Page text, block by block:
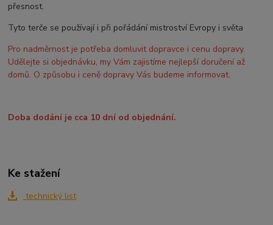
přesnost.
Tyto terče se používají i při pořádání mistroství Evropy i světa
Pro nadměrnost je potřeba domluvit dopravce i cenu dopravy.
Udělejte si objednávku, my Vám zajistíme nejlepší doručení až
domů. O způsobu i ceně dopravy Vás budeme informovat.
Doba dodání je cca 10 dní od objednání.
Ke stažení
technický list